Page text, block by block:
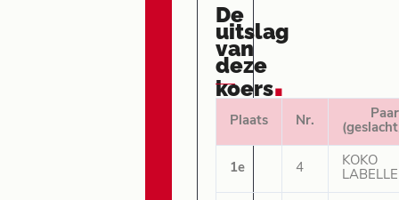
De
uitslag
van
deze
koers.
Plaats Nr.
1e 4
KOKO